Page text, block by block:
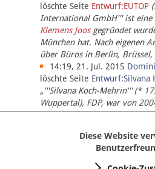
löschte Seite Entwurf:EUTOP
International GmbH''' ist eine
Klemens Joosgegründet
München hat. Nach eigenen
über Büros in Berlin, Brüssel,
14:19, 21. Jul. 2015
löschte Seite Entwurf:Silvana
„'''Silvana Koch-Mehrin''' (*
Wuppertal), FDP, war von
Europäischen Parlaments,
Diese Website